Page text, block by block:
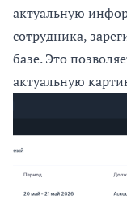
актуальную
сотрудника,
базе. Это
актуальную